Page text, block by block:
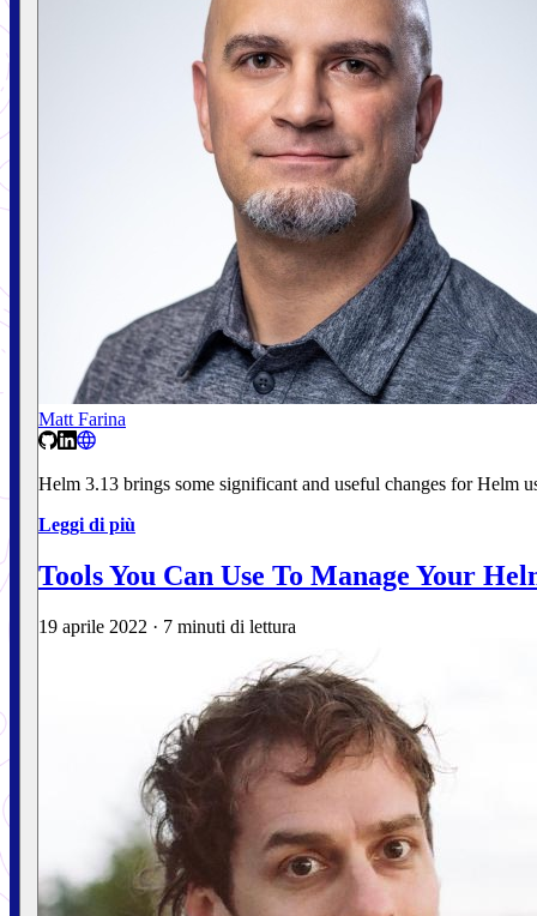
Matt Farina
Helm 3.13 brings some significant and useful changes for Helm
Leggi di più
Tools You Can Use To Manage Your
19 aprile 2022 · 7 minuti di lettura